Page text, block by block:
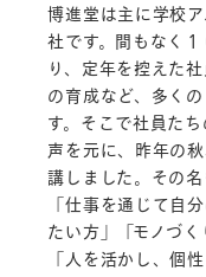
博進堂は主に学校
社です。間もなく
り、定年を控えた
の育成など、多く
す。そこで社員た
声を元に、昨年の
講しました。その
「仕事を通じて自
たい方」「モノづ
「人を活かし、個